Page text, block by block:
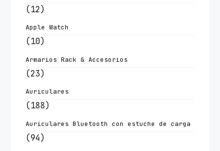
(12)
Apple Watch
(10)
Armarios Rack & Accesorios
(23)
Auriculares
(188)
Auriculares Bluetooth con estuche de carga
(94)